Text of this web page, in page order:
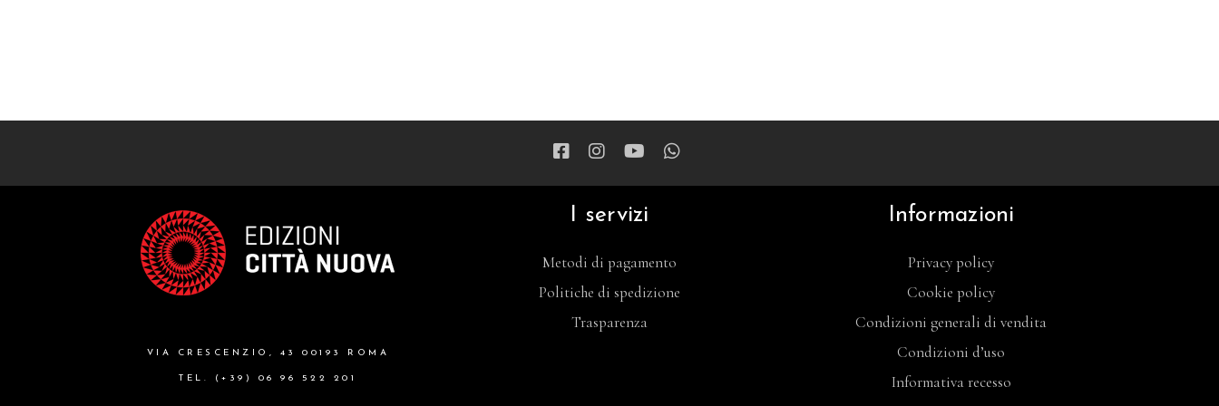
VIA CRESCENZIO, 43 00193 ROMA
TEL. (+39) 06 96 522 201
I servizi
Metodi di pagamento
Politiche di spedizione
Trasparenza
Informazioni
Privacy policy
Cookie policy
Condizioni generali di vendita
Condizioni d’uso
Informativa recesso